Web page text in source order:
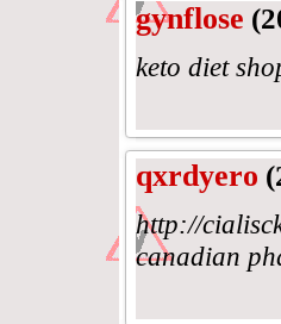
gynflose
keto diet
qxrdyero
http://
canadian